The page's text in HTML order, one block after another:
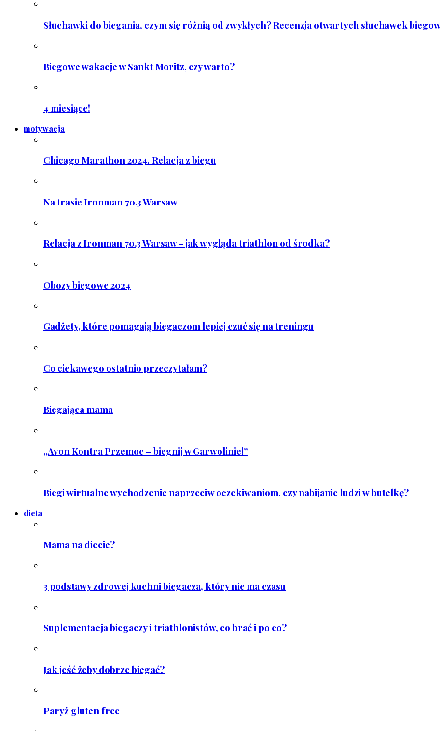
Słuchawki do biegania, czym się różnią od zwykłych? Recenzja otwartych słuchawek
Biegowe wakacje w Sankt Moritz, czy warto?
4 miesiące!
motywacja
Chicago Marathon 2024. Relacja z biegu
Na trasie Ironman 70.3 Warsaw
Relacja z Ironman 70.3 Warsaw - jak wygląda triathlon od środka?
Obozy biegowe 2024
Gadżety, które pomagają biegaczom lepiej czuć się na treningu
Co ciekawego ostatnio przeczytałam?
Biegająca mama
„Avon Kontra Przemoc – biegnij w Garwolinie!”
Biegi wirtualne wychodzenie naprzeciw oczekiwaniom, czy nabijanie ludzi w butelkę?
dieta
Mama na diecie?
3 podstawy zdrowej kuchni biegacza, który nie ma czasu
Suplementacja biegaczy i triathlonistów, co brać i po co?
Jak jeść żeby dobrze biegać?
Paryż gluten free